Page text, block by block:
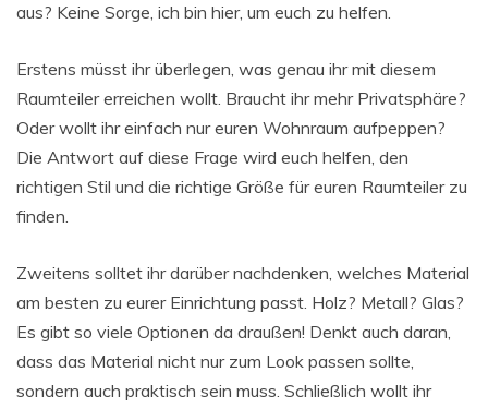
aus? Keine Sorge, ich bin hier, um euch zu helfen.
Erstens müsst ihr überlegen, was genau ihr mit diesem
Raumteiler erreichen wollt. Braucht ihr mehr Privatsphäre?
Oder wollt ihr einfach nur euren Wohnraum aufpeppen?
Die Antwort auf diese Frage wird euch helfen, den
richtigen Stil und die richtige Größe für euren Raumteiler zu
finden.
Zweitens solltet ihr darüber nachdenken, welches Material
am besten zu eurer Einrichtung passt. Holz? Metall? Glas?
Es gibt so viele Optionen da draußen! Denkt auch daran,
dass das Material nicht nur zum Look passen sollte,
sondern auch praktisch sein muss. Schließlich wollt ihr